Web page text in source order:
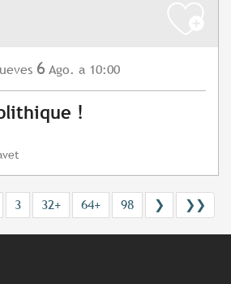
6 Ago. a 10:00
!
3 32+ 64+ 98 ❯ ❯❯